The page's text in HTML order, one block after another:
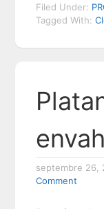
Filed Under:
Tagged With:
septembre 26,
Comment